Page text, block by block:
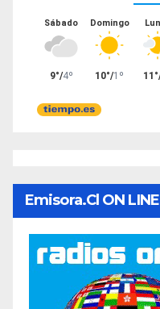
Emisora.cl ON LINE